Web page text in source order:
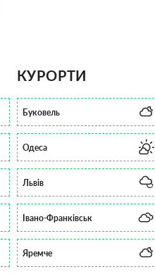
КУРОРТИ
Буковель
Одеса
Львів
Івано-Франківськ
Яремче